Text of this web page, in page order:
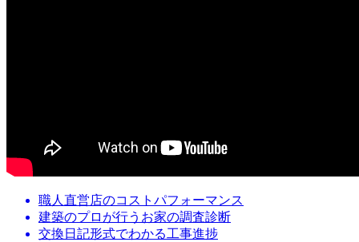
職人直営店のコストパフォーマンス
建築のプロが行う お家の調査診断
交換日記形式でわかる工事進捗